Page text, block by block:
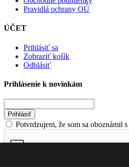
Pravidlá ochrany OÚ
ÚČET
Prihlásiť sa
Zobraziť košík
Odhlásiť
Prihlásenie k novinkám
Prihlásiť
Potvrdzujem, že som sa oboznámil s